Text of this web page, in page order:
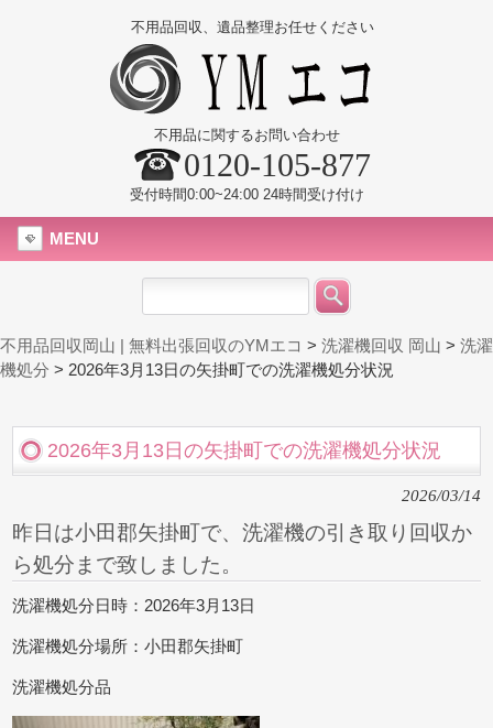
不用品回収、遺品整理お任せください
不用品に関するお問い合わせ
0120-105-877
受付時間0:00~24:00 24時間受け付け
MENU
不用品回収岡山 | 無料出張回収のYMエコ > 洗濯機回収 岡山 > 洗濯
機処分 > 2026年3月13日の矢掛町での洗濯機処分状況
2026年3月13日の矢掛町での洗濯機処分状況
2026/03/14
昨日は小田郡矢掛町で、洗濯機の引き取り回収か
ら処分まで致しました。
洗濯機処分日時：2026年3月13日
洗濯機処分場所：小田郡矢掛町
洗濯機処分品